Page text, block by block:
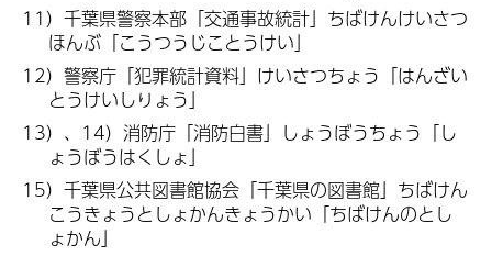
11）千葉県警察本部「交通事故統計」ちばけんけいさつ
ほんぶ「こうつうじことうけい」
12）警察庁「犯罪統計資料」けいさつちょう「はんざい
とうけいしりょう」
13）、14）消防庁「消防白書」しょうぼうちょう「し
ょうぼうはくしょ」
15）千葉県公共図書館協会「千葉県の図書館」ちばけん
こうきょうとしょかんきょうかい「ちばけんのとし
ょかん」